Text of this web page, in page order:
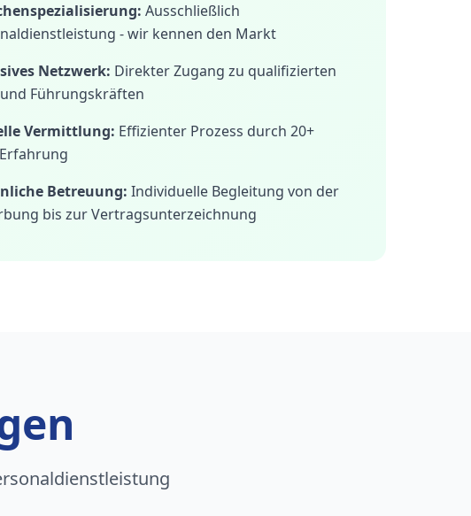
Ausschließlich
- wir kennen den Markt
Netzwerk: Direkter Zugang zu qualifizierten
und Führungskräften
Vermittlung: Effizienter Prozess durch 20+
Betreuung: Individuelle Begleitung von der
bis zur Vertragsunterzeichnung